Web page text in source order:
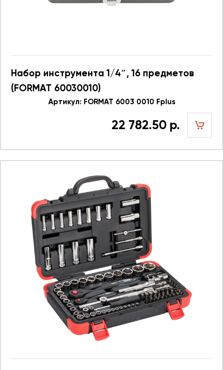
Набор инструмента 1/4″, 16 предметов
(FORMAT 60030010)
Артикул: FORMAT 6003 0010 Fplus
22 782.50 р.